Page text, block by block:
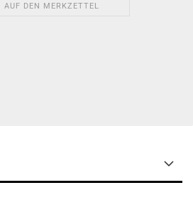
AUF DEN MERKZETTEL